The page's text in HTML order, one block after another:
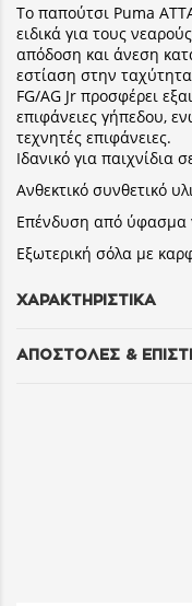
Το παπούτσι Puma
ειδικά για τους
απόδοση και άνεση
εστίαση στην ταχύτητα
FG/AG Jr προσφέρει
επιφάνειες γήπεδου,
τεχνητές επιφάνειες.
Ιδανικό για παιχνίδια
Ανθεκτικό συνθετικό
Επένδυση από ύφασμα
Εξωτερική σόλα με
ΧΑΡΑΚΤΗΡΙΣΤΙΚΑ
ΑΠΟΣΤΟΛΕΣ &